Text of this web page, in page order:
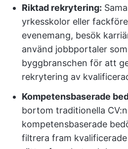
Riktad rekrytering:
yrkesskolor eller
evenemang, besök
använd jobbportaler
byggbranschen för att
rekrytering av
Kompetensbaserade
bortom traditionella
kompetensbaserade
filtrera fram